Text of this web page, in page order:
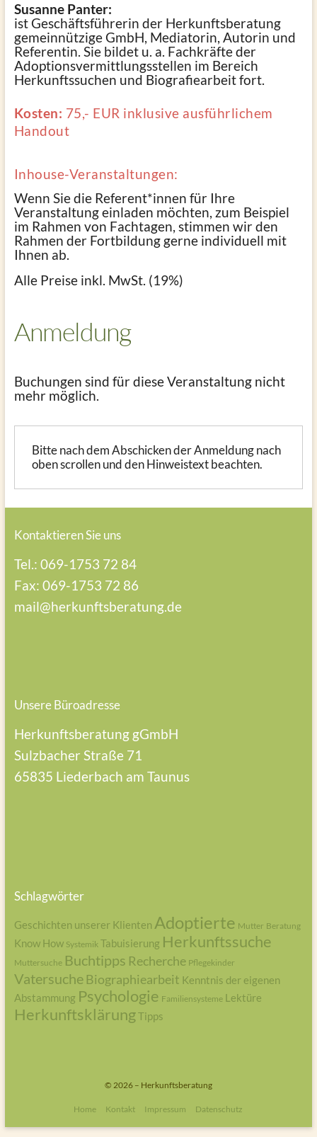
Susanne Panter:
ist Geschäftsführerin der Herkunftsberatung
gemeinnützige GmbH, Mediatorin, Autorin und
Referentin. Sie bildet u. a. Fachkräfte der
Adoptionsvermittlungsstellen im Bereich
Herkunftssuchen und Biografiearbeit fort.
Kosten: 75,- EUR inklusive ausführlichem
Handout
Inhouse-Veranstaltungen:
Wenn Sie die Referent*innen für Ihre
Veranstaltung einladen möchten, zum Beispiel
im Rahmen von Fachtagen, stimmen wir den
Rahmen der Fortbildung gerne individuell mit
Ihnen ab.
Alle Preise inkl. MwSt. (19%)
Anmeldung
Buchungen sind für diese Veranstaltung nicht
mehr möglich.
Bitte nach dem Abschicken der Anmeldung nach
oben scrollen und den Hinweistext beachten.
Kontaktieren Sie uns
Tel.: 069-1753 72 84
Fax: 069-1753 72 86
mail@herkunftsberatung.de
Unsere Büroadresse
Herkunftsberatung gGmbH
Sulzbacher Straße 71
65835 Liederbach am Taunus
Schlagwörter
Geschichten unserer Klienten Adoptierte Mutter Beratung
Know How Systemik Tabuisierung Herkunftssuche
Muttersuche Buchtipps Recherche Pflegekinder
Vatersuche Biographiearbeit Kenntnis der eigenen
Abstammung Psychologie Familiensysteme Lektüre
HerkunftsklärungTipps
© 2026 – Herkunftsberatung
Home Kontakt Impressum Datenschutz